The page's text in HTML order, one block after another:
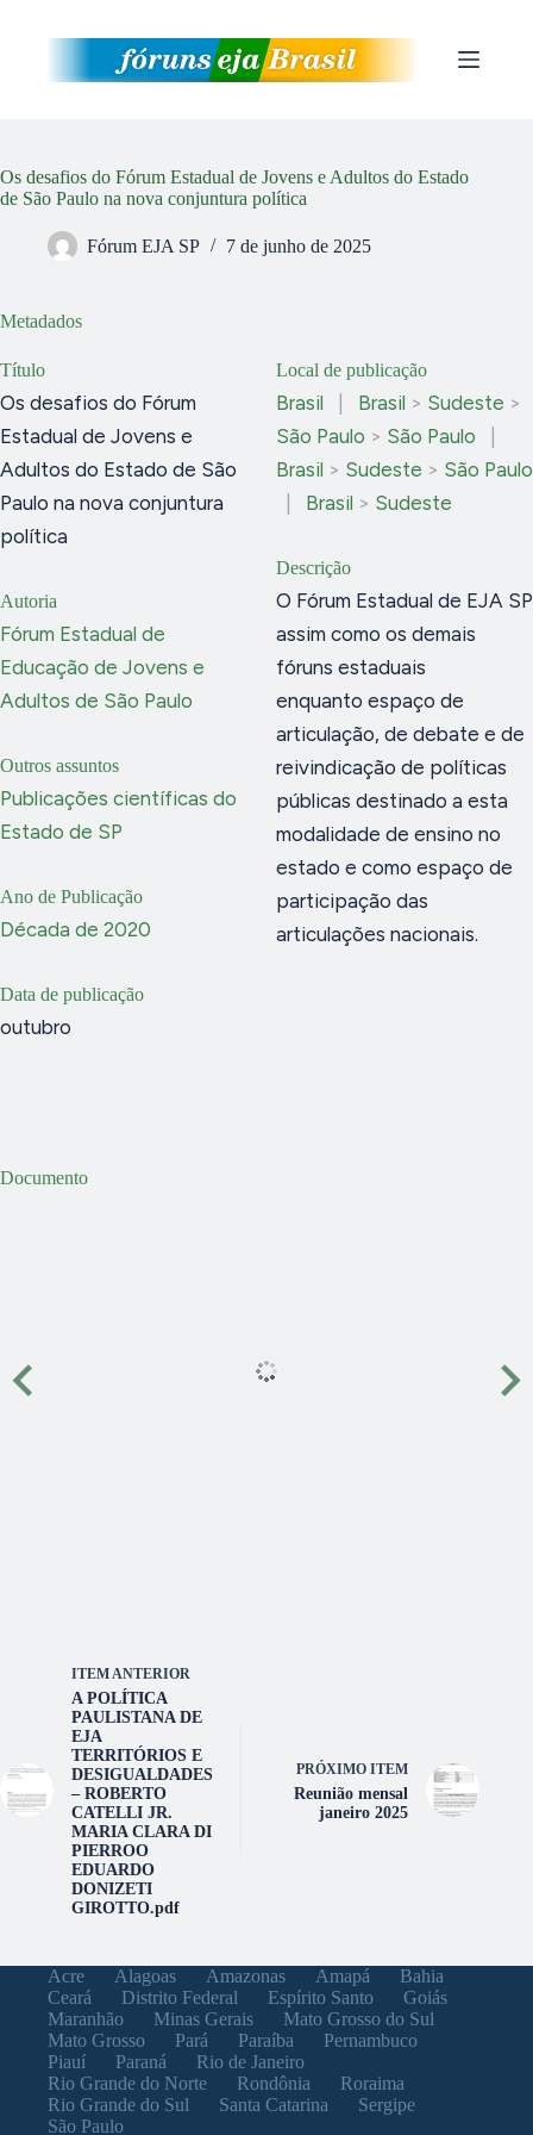
Os desafios do Fórum Estadual de Jovens e Adultos do Estado
de São Paulo na nova conjuntura política
Fórum EJA SP 7 de junho de 2025
Documento
Metadados
Título
Os desafios do Fórum
Estadual de Jovens e
Adultos do Estado de São
Paulo na nova conjuntura
política
Autoria
Fórum Estadual de
Educação de Jovens e
Adultos de São Paulo
Outros assuntos
Publicações científicas do
Estado de SP
Ano de Publicação
Década de 2020
Data de publicação
outubro
Local de publicação
Brasil Brasil > Sudeste >
São Paulo > São Paulo
Brasil > Sudeste > São Paulo
Brasil > Sudeste
Descrição
O Fórum Estadual de EJA SP
assim como os demais
fóruns estaduais
enquanto espaço de
articulação, de debate e de
reivindicação de políticas
públicas destinado a esta
modalidade de ensino no
estado e como espaço de
participação das
articulações nacionais.
ITEM ANTERIOR
A POLÍTICA
PAULISTANA DE
EJA
TERRITÓRIOS E
DESIGUALDADES
– ROBERTO
CATELLI JR.
MARIA CLARA DI
PIERROO
EDUARDO
DONIZETI
GIROTTO.pdf
PRÓXIMO ITEM
Reunião mensal
janeiro 2025
Acre Alagoas Amazonas Amapá
Bahia
Ceará
Distrito Federal Espírito Santo
Goiás
Maranhão
Minas Gerais
Mato Grosso do Sul
Mato Grosso
Pará Paraíba
Pernambuco
Piauí
Paraná
Rio de Janeiro
Rio Grande do Norte
Rondônia
Roraima
Rio Grande do Sul
Santa Catarina
Sergipe
São Paulo